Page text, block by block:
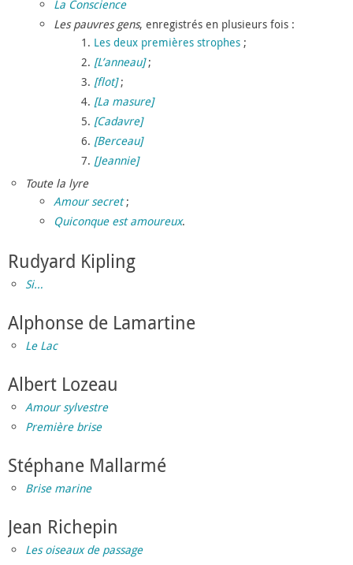
La Conscience
Les pauvres gens, enregistrés en plusieurs fois :
Les deux premières strophes ;
[L’anneau];
[flot];
[La masure]
[Cadavre]
[Berceau]
[Jeannie]
Toute la lyre
Amour secret;
Quiconque est amoureux.
Rudyard Kipling
Si…
Alphonse de Lamartine
Le Lac
Albert Lozeau
Amour sylvestre
Première brise
Stéphane Mallarmé
Brise marine
Jean Richepin
Les oiseaux de passage